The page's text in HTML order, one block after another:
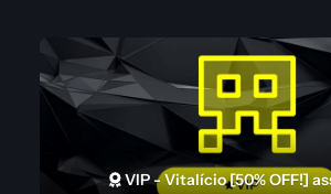
VIP - Vitalício [50% OFF!]